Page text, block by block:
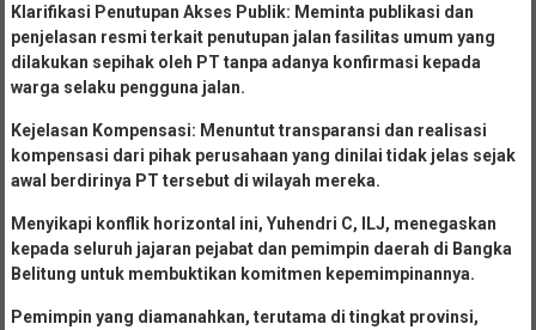
Klarifikasi Penutupan Akses Publik: Meminta publikasi dan
penjelasan resmi terkait penutupan jalan fasilitas umum yang
dilakukan sepihak oleh PT tanpa adanya konfirmasi kepada
warga selaku pengguna jalan.
Kejelasan Kompensasi: Menuntut transparansi dan realisasi
kompensasi dari pihak perusahaan yang dinilai tidak jelas sejak
awal berdirinya PT tersebut di wilayah mereka.
Menyikapi konflik horizontal ini, Yuhendri C, ILJ, menegaskan
kepada seluruh jajaran pejabat dan pemimpin daerah di Bangka
Belitung untuk membuktikan komitmen kepemimpinannya.
Pemimpin yang diamanahkan, terutama di tingkat provinsi,